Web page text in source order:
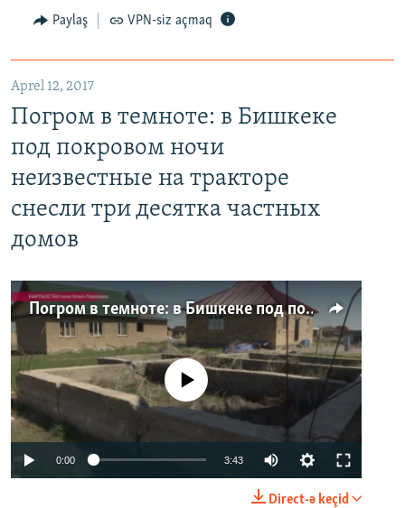
Paylaş VPN-siz açmaq
Aprel 12, 2017
Погром в темноте: в Бишкеке
под покровом ночи
неизвестные на тракторе
снесли три десятка частных
домов
Погром в темноте: в Бишкеке под покровом ночи неизвестные на тракторе снесли три десятка частных домов
No media source currently available
0:00 3:43
Direct-ə keçid